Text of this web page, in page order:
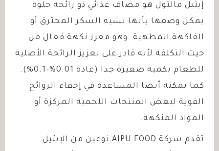
إيثيل مالتول هو مضاف غذائي ذو رائحة حلوة
يمكن وصفها بأنها تشبه السكر المحترق أو
الفاكهة المطهية. وهو معزز نكهة فعال من
حيث التكلفة لأنه قادر على تعزيز الرائحة الأصلية
للطعام بكمية صغيرة جدا (عادة 0.01%–0.1%).
كما يمكنه أيضا المساعدة في إخفاء الروائح
القوية لبعض المنتجات اللحمية المركزة أو
المواد المنكهة.
تقدم شركة AIPU FOOD نوعين من الإيثيل